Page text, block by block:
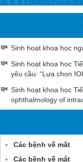
Sinh hoạt khoa học
Sinh hoạt khoa học
yêu cầu: “Lựa chọn
Sinh hoạt khoa học
ophthalmology of
Các bệnh về mắt
Các bệnh về mắt